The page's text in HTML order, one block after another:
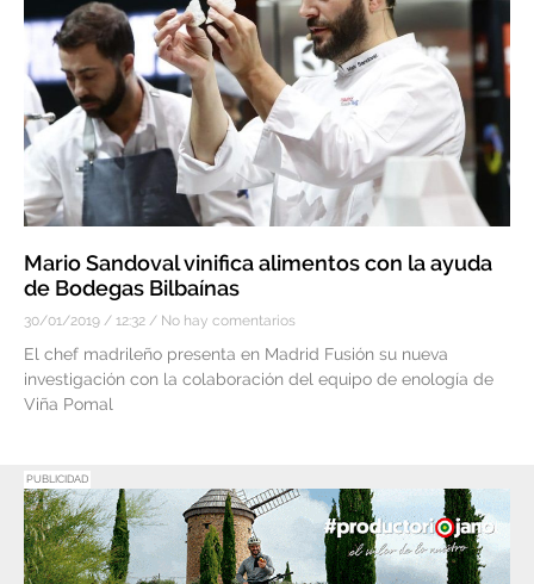
Mario Sandoval vinifica alimentos con la ayuda
de Bodegas Bilbaínas
30/01/2019 12:32 No hay comentarios
El chef madrileño presenta en Madrid Fusión su nueva
investigación con la colaboración del equipo de enología de
Viña Pomal
PUBLICIDAD